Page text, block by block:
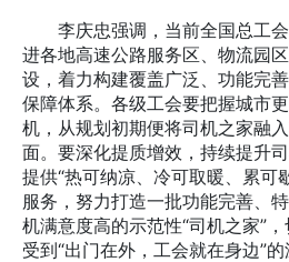
李庆忠强调，当前全国总工会
进各地高速公路服务区、物流园
设，着力构建覆盖广泛、功能完
保障体系。各级工会要把握城市
机，从规划初期便将司机之家融
面。要深化提质增效，持续提升
提供“热可纳凉、冷可取暖、累可
服务，努力打造一批功能完善、
机满意度高的示范性“司机之家”
受到“出门在外，工会就在身边”的